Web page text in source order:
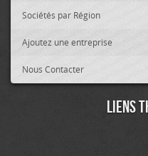
Sociétés par Région
Ajoutez une entreprise
Nous Contacter
Liens